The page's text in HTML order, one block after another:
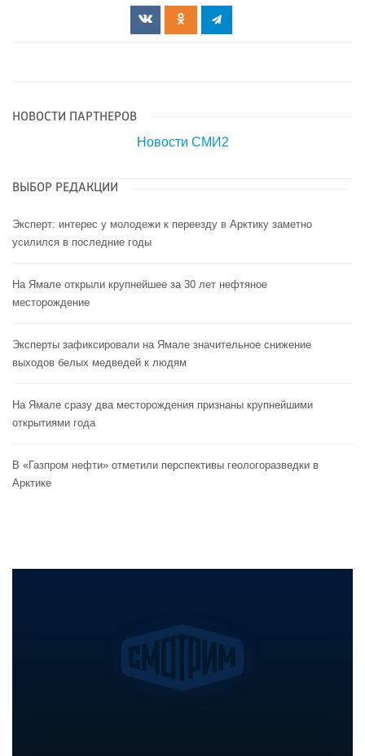
НОВОСТИ ПАРТНЕРОВ
Новости СМИ2
ВЫБОР РЕДАКЦИИ
Эксперт: интерес у молодежи к переезду в Арктику заметно
усилился в последние годы
На Ямале открыли крупнейшее за 30 лет нефтяное
месторождение
Эксперты зафиксировали на Ямале значительное снижение
выходов белых медведей к людям
На Ямале сразу два месторождения признаны крупнейшими
открытиями года
В «Газпром нефти» отметили перспективы геологоразведки в
Арктике